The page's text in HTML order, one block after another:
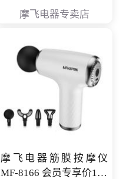
摩飞电器专卖店
摩飞电器筋膜按摩仪
MF-8166 会员专享价168